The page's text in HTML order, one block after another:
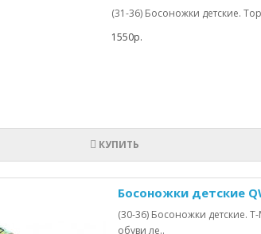
(31-36) Босоножки детские.
1550р.
КУПИТЬ
Босоножки детские
(30-36) Босоножки детские.
обуви ле..